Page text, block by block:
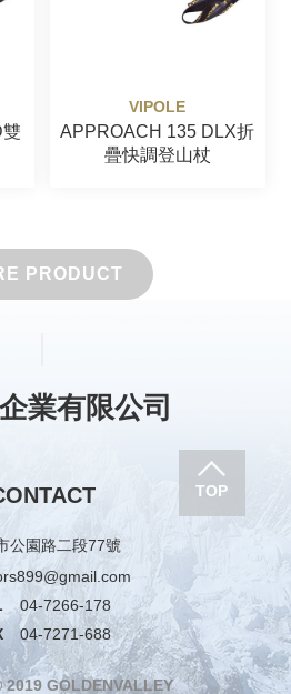
VIPOLE
APPROACH 135 DLX折
疊快調登山杖
PRODUCT
業有限公司
公園路二段77號
04-7266-178
04-7271-688
GOLDENVALLEY
TOP